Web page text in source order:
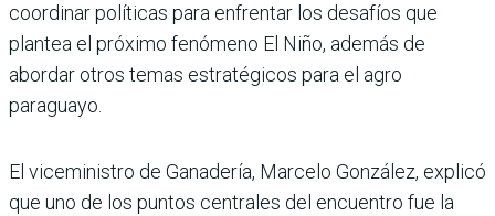
coordinar polí­ticas para enfrentar los desa­fíos que
plantea el próximo fenómeno El Niño, además de
abordar otros temas estraté­gicos para el agro
paraguayo.
El viceministro de Gana­dería, Marcelo González, explicó
que uno de los puntos centrales del encuentro fue la